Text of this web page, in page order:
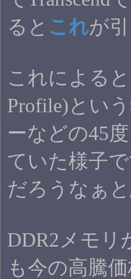
ると これが
これによる
Profile)とい
ーなどの45
ていた様子
だろうなぁ
DDR2メモリ
も今の高騰